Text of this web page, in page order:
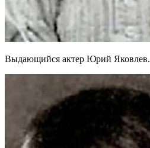
Выдающийся актер Юрий Яковлев.